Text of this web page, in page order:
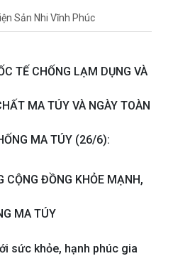
Sản Nhi Vĩnh Phúc
TẾ CHỐNG LẠM DỤNG VÀ
MA TÚY VÀ NGÀY TOÀN
MA TÚY (26/6):
CỘNG ĐỒNG KHỎE MẠNH,
MA TÚY
sức khỏe, hạnh phúc gia